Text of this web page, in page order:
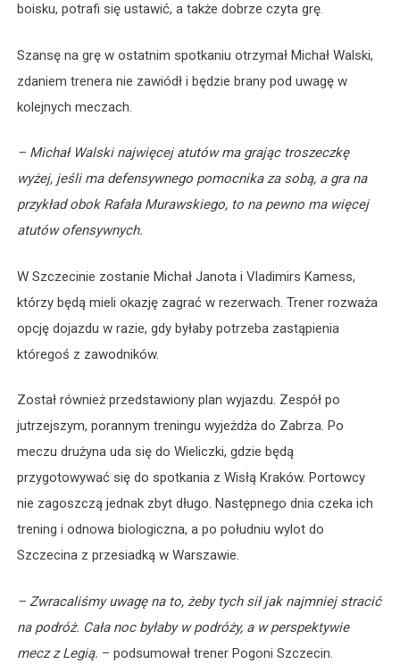
boisku, potrafi się ustawić, a także dobrze czyta grę.
Szansę na grę w ostatnim spotkaniu otrzymał Michał Walski,
zdaniem trenera nie zawiódł i będzie brany pod uwagę w
kolejnych meczach.
– Michał Walski najwięcej atutów ma grając troszeczkę
wyżej, jeśli ma defensywnego pomocnika za sobą, a gra na
przykład obok Rafała Murawskiego, to na pewno ma więcej
atutów ofensywnych.
W Szczecinie zostanie Michał Janota i Vladimirs Kamess,
którzy będą mieli okazję zagrać w rezerwach. Trener rozważa
opcję dojazdu w razie, gdy byłaby potrzeba zastąpienia
któregoś z zawodników.
Został również przedstawiony plan wyjazdu. Zespół po
jutrzejszym, porannym treningu wyjeżdża do Zabrza. Po
meczu drużyna uda się do Wieliczki, gdzie będą
przygotowywać się do spotkania z Wisłą Kraków. Portowcy
nie zagoszczą jednak zbyt długo. Następnego dnia czeka ich
trening i odnowa biologiczna, a po południu wylot do
Szczecina z przesiadką w Warszawie.
– Zwracaliśmy uwagę na to, żeby tych sił jak najmniej stracić
na podróż. Cała noc byłaby w podróży, a w perspektywie
mecz z Legią. – podsumował trener Pogoni Szczecin.